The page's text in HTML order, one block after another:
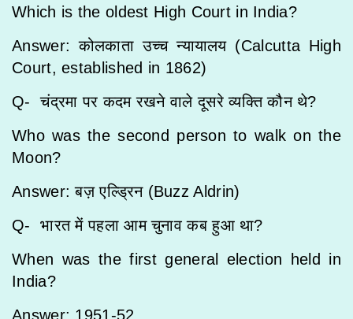
Which is the oldest High Court in India?
Answer: कोलकाता उच्च न्यायालय (Calcutta High
Court, established in 1862)
Q- चंद्रमा पर कदम रखने वाले दूसरे व्यक्ति कौन थे?
Who was the second person to walk on the
Moon?
Answer: बज़ एल्ड्रिन (Buzz Aldrin)
Q- भारत में पहला आम चुनाव कब हुआ था?
When was the first general election held in
India?
Answer: 1951-52